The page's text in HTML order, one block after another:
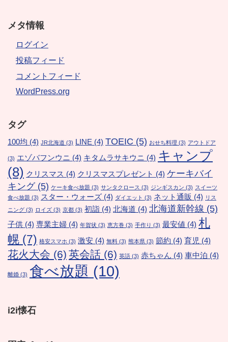
メタ情報
ログイン
投稿フィード
コメントフィード
WordPress.org
タグ
100均 (4) JR北海道 (3) LINE (4) TOEIC (5) おせち料理 (3) アウトドア
(3) エゾバフンウニ (4) キタムラサキウニ (4) キャンプ
(8) クリスマス (4) クリスマスプレゼント (4) ケーキバイ
キング(5) ケーキ食べ放題 (3) サンタクロース (3) ジンギスカン (3) スイーツ
食べ放題 (3) スター・ウォーズ (4) ダイエット (3) ネット通販 (4) リス
ニング (3) ロイズ (3) 京都 (3) 初詣 (4) 北海道 (4) 北海道新幹線 (5)
子供 (4) 専業主婦 (4) 年賀状 (3) 恵方巻 (3) 手作り (3) 最安値 (4) 札
幌 (7) 格安スマホ (3) 激安 (4) 無料 (3) 熊本県 (3) 節約 (4) 育児 (4)
花火大会 (6) 英会話 (6) 英語 (3) 赤ちゃん (4) 車中泊 (4)
離婚 (3) 食べ放題 (10)
i2i懐石